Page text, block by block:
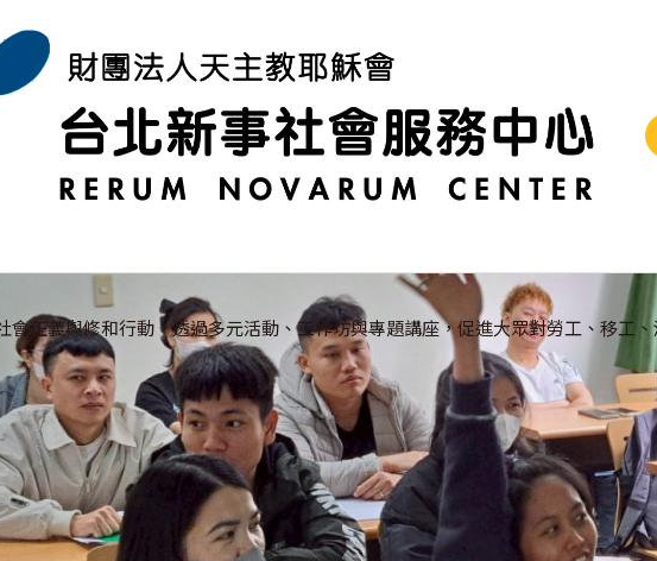
會正義與修和行動，透過多元活動、工作坊與專題講座，促進大眾對勞工、移工